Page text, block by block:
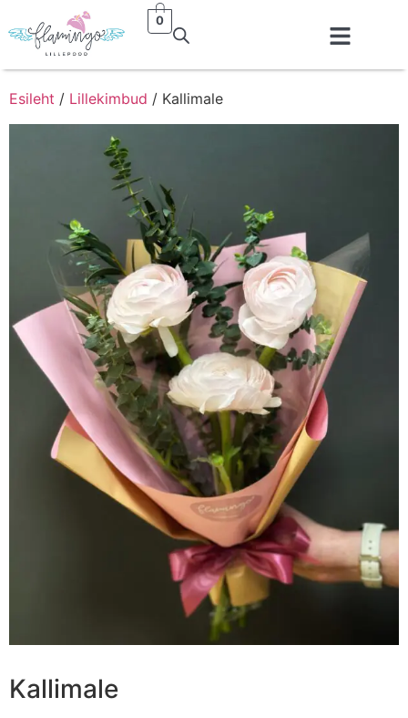
0
Esileht / Lillekimbud / Kallimale
Kallimale